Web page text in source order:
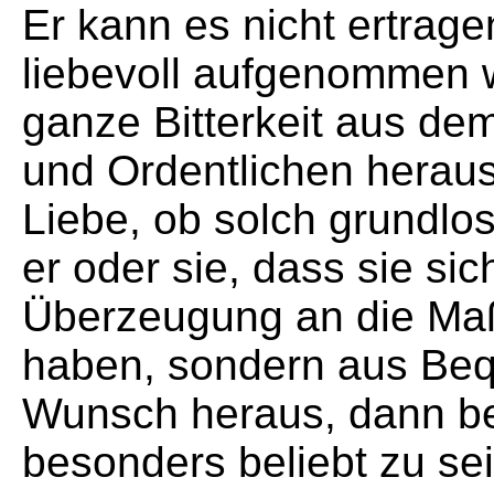
Er kann es nicht
liebevoll aufgenommen
ganze Bitterkeit aus
und Ordentlichen
Liebe, ob solch
er oder sie, dass sie
Überzeugung an die
haben, sondern aus
Wunsch heraus, dann
besonders beliebt zu